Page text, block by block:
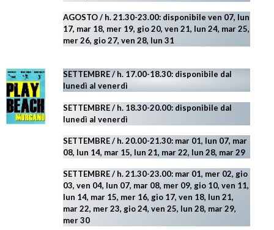
AGOSTO/ h. 21.30-23.00: disponibile ven 07, lun
17, mar 18, mer 19, gio 20, ven 21, lun 24, mar 25,
mer 26, gio 27, ven 28, lun 31
SETTEMBRE / h. 17.00-18.30: disponibile dal
lunedì al venerdì
SETTEMBRE / h. 18.30-20.00: disponibile dal
lunedì al venerdì
SETTEMBRE / h. 20.00-21.30: mar 01, lun 07, mar
08, lun 14, mar 15, lun 21, mar 22, lun 28, mar 29
SETTEMBRE / h. 21.30-23.00: mar 01, mer 02, gio
03, ven 04, lun 07, mar 08, mer 09, gio 10, ven 11,
lun 14, mar 15, mer 16, gio 17, ven 18, lun 21,
mar 22, mer 23, gio 24, ven 25, lun 28, mar 29,
mer 30